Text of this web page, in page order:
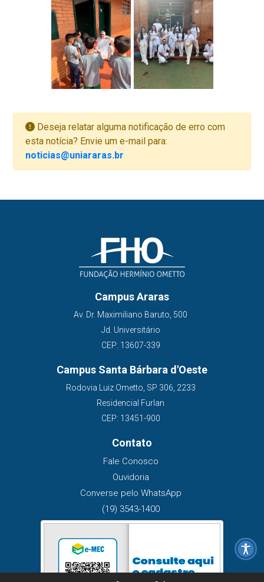
Deseja relatar alguma notificação de erro com
esta notícia? Envie um e-mail para:
noticias@uniararas.br
Campus Araras
Av. Dr. Maximiliano Baruto, 500
Jd. Universitário
CEP: 13607-339
Campus Santa Bárbara d'Oeste
Rodovia Luiz Ometto, SP 306, 2233
Residencial Furlan
CEP: 13451-900
Contato
Fale Conosco
Ouvidoria
Converse pelo WhatsApp
(19) 3543-1400